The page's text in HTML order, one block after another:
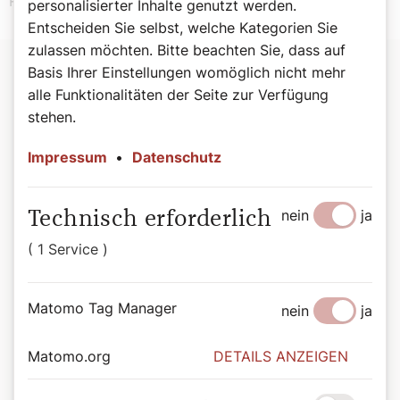
personalisierter Inhalte genutzt werden.
Entscheiden Sie selbst, welche Kategorien Sie
zulassen möchten. Bitte beachten Sie, dass auf
Basis Ihrer Einstellungen womöglich nicht mehr
alle Funktionalitäten der Seite zur Verfügung
stehen.
Impressum • Datenschutz
Technisch erforderlich
( 1 Service )
nein ja
Matomo Tag Manager nein ja
Matomo.org DETAILS ANZEIGEN